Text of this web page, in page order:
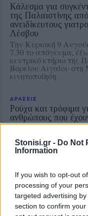
Stonisi.gr - Do Not
Information
If you wish to opt-out
processing of your
targeted advertising
section to confirm
Κάλεσμα για
της Παλαιστίνης από
ανειδίκευτους
Λέσβου
Την Κυριακή 9
7.30 το απόγευμα,
κεντρικό κτήριο της
Βορείου Αιγαίου στη
κινητοποίηση
ΔΡΑΣΕΙΣ
Ρούχα και τρόφιμα
ανθρώπους που
Νέα συνεργασία της
Σύνδεσμο
και Αλληλεγγύης
ΧΩΡΙΑ
Προβληματική
σπίτια κοντά στο